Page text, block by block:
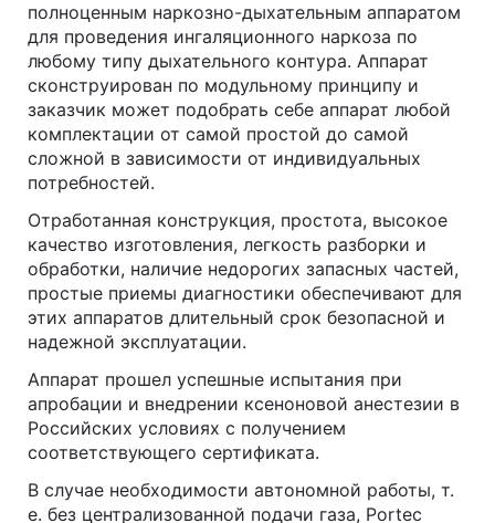
полноценным наркозно-дыхательным аппаратом
для проведения ингаляционного наркоза по
любому типу дыхательного контура. Аппарат
сконструирован по модульному принципу и
заказчик может подобрать себе аппарат любой
комплектации от самой простой до самой
сложной в зависимости от индивидуальных
потребностей.
Отработанная конструкция, простота, высокое
качество изготовления, легкость разборки и
обработки, наличие недорогих запасных частей,
простые приемы диагностики обеспечивают для
этих аппаратов длительный срок безопасной и
надежной эксплуатации.
Аппарат прошел успешные испытания при
апробации и внедрении ксеноновой анестезии в
Российских условиях с получением
соответствующего сертификата.
В случае необходимости автономной работы, т.
е. без централизованной подачи газа, Portec